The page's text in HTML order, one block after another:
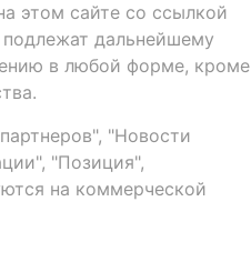
этом сайте со ссылкой
подлежат дальнейшему
в любой форме, кроме
"Новости
"Позиция",
на коммерческой